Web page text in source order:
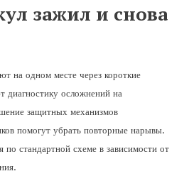
зажил и снова
на одном месте через короткие
диагностику осложнений на
защитных механизмов
помогут убрать повторные нарывы.
по стандартной схеме в зависимости от